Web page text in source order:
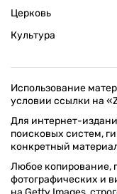
Церковь
Культура
Использование
условии ссылки на
Для интернет-
поисковых систем,
конкретный
Любое копирование,
фотографических и